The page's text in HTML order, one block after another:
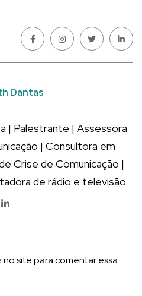
Dantas
| Palestrante | Assessora
| Consultora em
Crise de Comunicação |
de rádio e televisão.
no site para comentar essa